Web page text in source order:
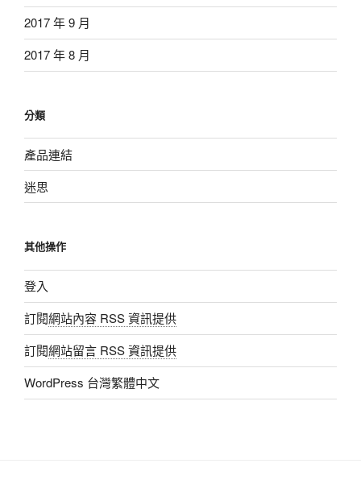
2017 年 9 月
2017 年 8 月
分類
產品連結
迷思
其他操作
登入
訂閱網站內容 RSS 資訊提供
訂閱網站留言 RSS 資訊提供
WordPress 台灣繁體中文